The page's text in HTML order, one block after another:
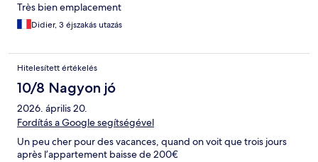
Très bien emplacement
Didier, 3 éjszakás utazás
Hitelesített értékelés
10/8 Nagyon jó
2026. április 20.
Fordítás a Google segítségével
Un peu cher pour des vacances, quand on voit que trois jours
après l’appartement baisse de 200€